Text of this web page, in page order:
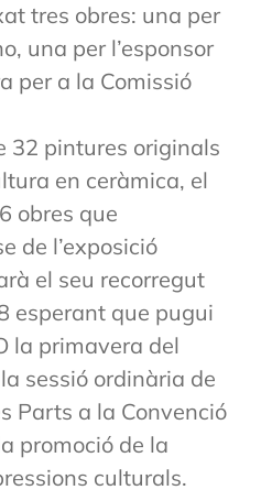
tres obres: una per
una per l’esponsor
per a la Comissió
32 pintures originals
en ceràmica, el
obres que
de l’exposició
el seu recorregut
esperant que pugui
la primavera del
sessió ordinària de
Parts a la Convenció
promoció de la
culturals.